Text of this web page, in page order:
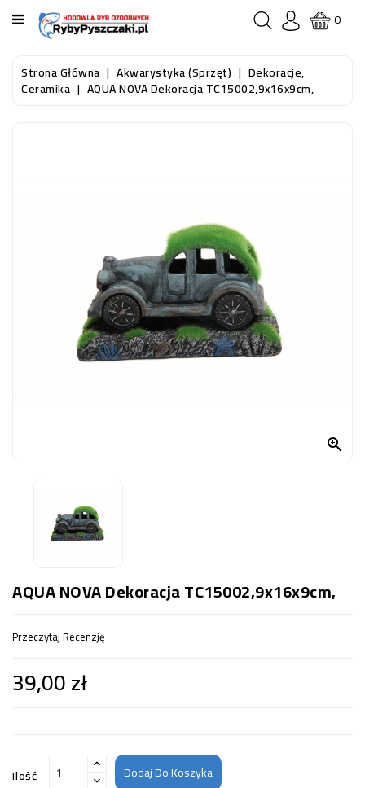
KATEGORIA
STRONA
GŁÓWNA
AKWARYSTYKA
0
Strona Główna Akwarystyka (sprzęt) Dekoracje,
Ceramika AQUA NOVA Dekoracja TC15002,9x16x9cm,

AQUA NOVA Dekoracja TC15002,9x16x9cm,
Przeczytaj Recenzję
39,00 zł
Ilość Dodaj Do Koszyka